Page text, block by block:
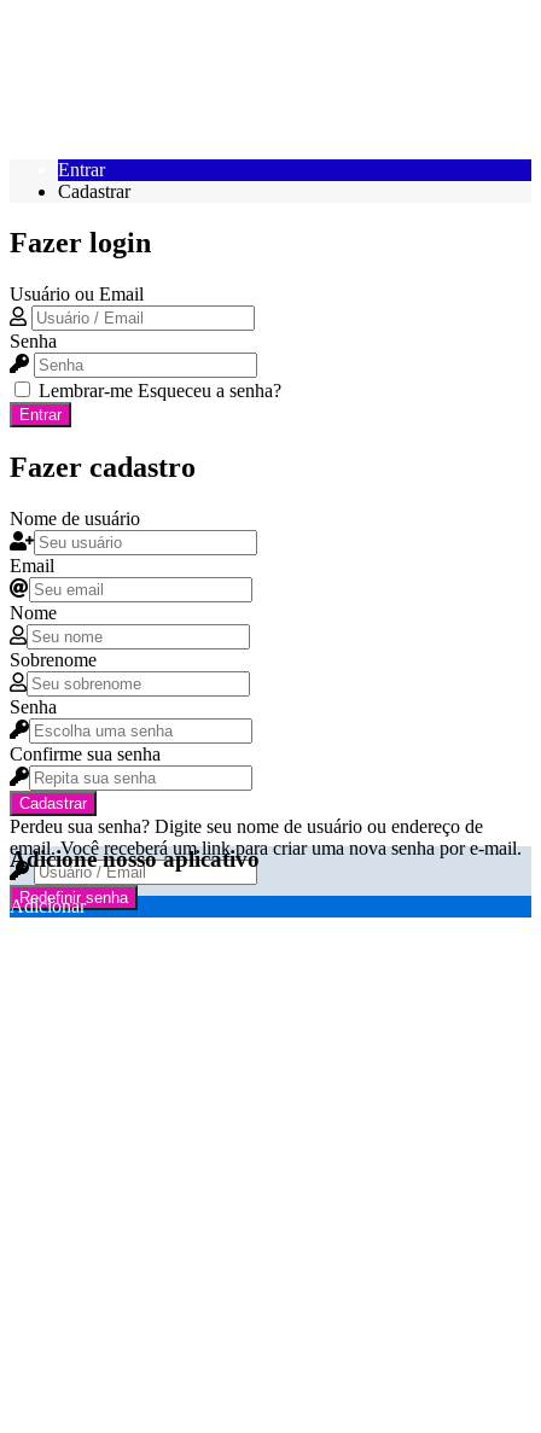
Entrar
Cadastrar
Fazer login
Usuário ou Email
Senha
Lembrar-me Esqueceu a senha?
Entrar
Fazer cadastro
Nome de usuário
Email
Nome
Sobrenome
Senha
Confirme sua senha
Cadastrar
Perdeu sua senha? Digite seu nome de usuário ou endereço de
email. Você receberá um link para criar uma nova senha por e-mail.
Redefinir senha
Adicione nosso aplicativo
Adicionar